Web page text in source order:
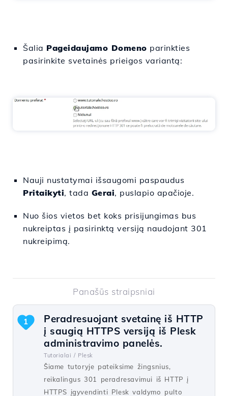
Šalia Pageidaujamo Domeno parinkties
pasirinkite svetainės prieigos variantą:
Nauji nustatymai išsaugomi paspaudus
Pritaikyti, tada Gerai, puslapio apačioje.
Nuo šios vietos bet koks prisijungimas bus
nukreiptas į pasirinktą versiją naudojant 301
nukreipimą.
Panašūs straipsniai
Peradresuojant svetainę iš HTTP
į saugią HTTPS versiją iš Plesk
administravimo panelės.
Tutorialai / Plesk
Šiame tutoryje pateiksime žingsnius,
reikalingus 301 peradresavimui iš HTTP į
HTTPS įgyvendinti Plesk valdymo pulto
1